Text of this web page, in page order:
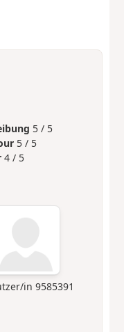
5 / 5
5 / 5
4 / 5
in 9585391